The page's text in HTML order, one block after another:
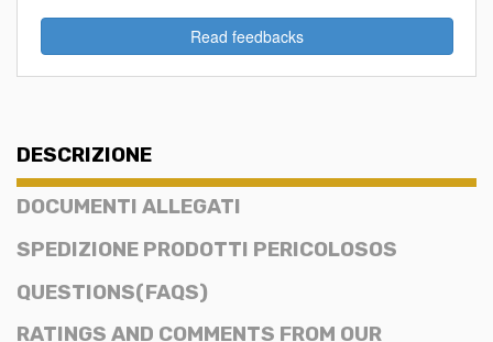
Read feedbacks
DESCRIZIONE
DOCUMENTI ALLEGATI
SPEDIZIONE PRODOTTI PERICOLOSOS
QUESTIONS(FAQS)
RATINGS AND COMMENTS FROM OUR